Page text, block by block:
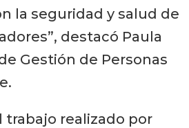
la seguridad y salud de
destacó Paula
Gestión de Personas
trabajo realizado por